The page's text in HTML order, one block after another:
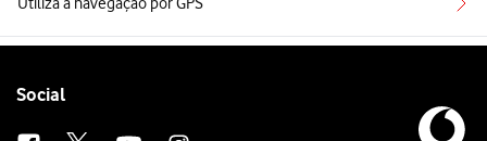
Follow
Social